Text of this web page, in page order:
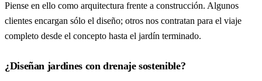
Piense en ello como arquitectura frente a construcción. Algunos
clientes encargan sólo el diseño; otros nos contratan para el viaje
completo desde el concepto hasta el jardín terminado.
¿Diseñan jardines con drenaje sostenible?